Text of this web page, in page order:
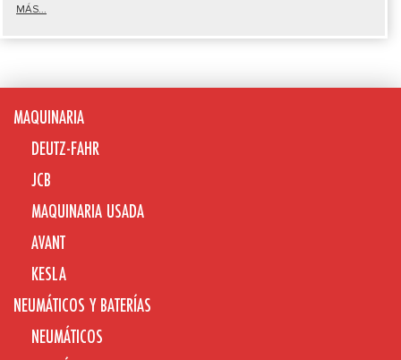
MÁS...
MAQUINARIA
DEUTZ-FAHR
JCB
MAQUINARIA USADA
AVANT
KESLA
NEUMÁTICOS Y BATERÍAS
NEUMÁTICOS